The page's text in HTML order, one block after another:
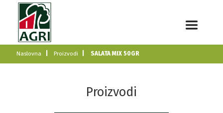
Naslovna Proizvodi SALATA MIX 50GR
Proizvodi